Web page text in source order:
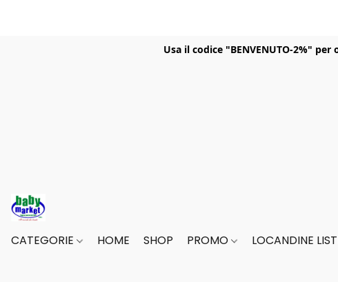
Usa il codice "BENVENUTO-2%"
CATEGORIE HOME SHOP PROMO LOCANDINE